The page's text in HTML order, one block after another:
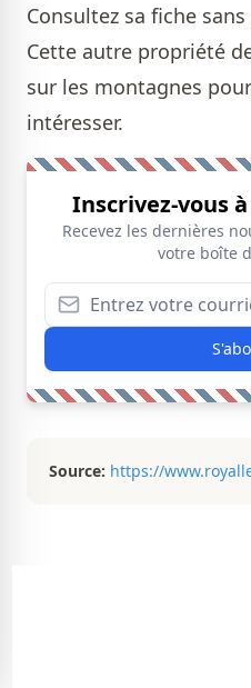
Consultez sa fiche
Cette autre propriété
sur les montagnes
intéresser.
Inscrivez-vous
Recevez les dernières
votre boîte
Source: https://